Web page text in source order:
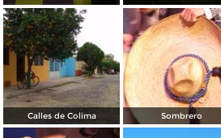
Calles de Colima Sombrero